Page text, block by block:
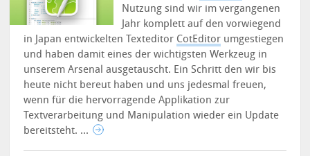
Nutzung sind wir im vergangenen
Jahr komplett auf den vorwiegend
in Japan entwickelten Texteditor CotEditor umgestiegen
und haben damit eines der wichtigsten Werkzeug in
unserem Arsenal ausgetauscht. Ein Schritt den wir bis
heute nicht bereut haben und uns jedesmal freuen,
wenn für die hervorragende Applikation zur
Textverarbeitung und Manipulation wieder ein Update
bereitsteht. ...